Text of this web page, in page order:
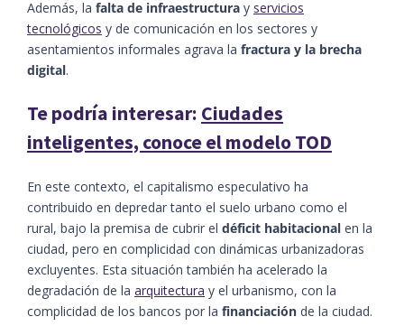
Además, la falta de infraestructura y servicios
tecnológicos y de comunicación en los sectores y
asentamientos informales agrava la fractura y la brecha
digital.
Te podría interesar: Ciudades
inteligentes, conoce el modelo TOD
En este contexto, el capitalismo especulativo ha
contribuido en depredar tanto el suelo urbano como el
rural, bajo la premisa de cubrir el déficit habitacional en la
ciudad, pero en complicidad con dinámicas urbanizadoras
excluyentes. Esta situación también ha acelerado la
degradación de la arquitectura y el urbanismo, con la
complicidad de los bancos por la financiación de la ciudad.